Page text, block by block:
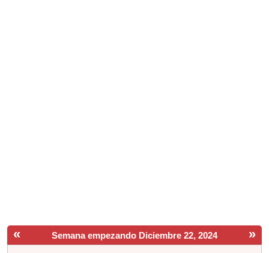
« »
Semana empezando Diciembre 22, 2024